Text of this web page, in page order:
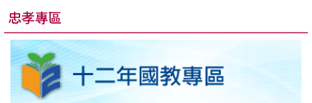
忠孝專區